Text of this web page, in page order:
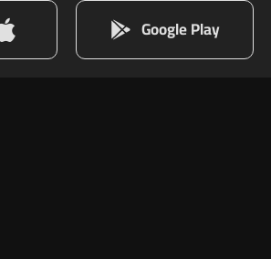
Google Play